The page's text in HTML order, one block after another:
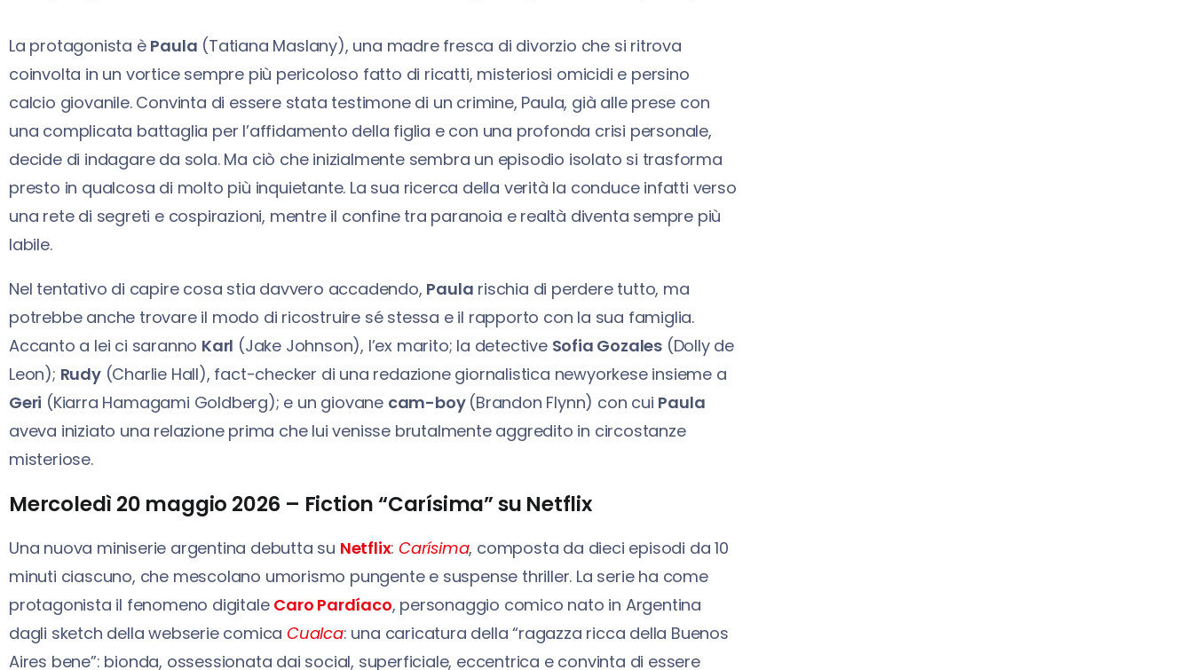
La protagonista è Paula (Tatiana Maslany), una madre fresca di divorzio che si ritrova
coinvolta in un vortice sempre più pericoloso fatto di ricatti, misteriosi omicidi e persino
calcio giovanile. Convinta di essere stata testimone di un crimine, Paula, già alle prese con
una complicata battaglia per l’affidamento della figlia e con una profonda crisi personale,
decide di indagare da sola. Ma ciò che inizialmente sembra un episodio isolato si trasforma
presto in qualcosa di molto più inquietante. La sua ricerca della verità la conduce infatti verso
una rete di segreti e cospirazioni, mentre il confine tra paranoia e realtà diventa sempre più
labile.
Nel tentativo di capire cosa stia davvero accadendo, Paula rischia di perdere tutto, ma
potrebbe anche trovare il modo di ricostruire sé stessa e il rapporto con la sua famiglia.
Accanto a lei ci saranno Karl (Jake Johnson), l’ex marito; la detective Sofia Gozales (Dolly de
Leon); Rudy(Charlie Hall), fact-checker di una redazione giornalistica newyorkese insieme a
Geri (Kiarra Hamagami Goldberg); e un giovane cam-boy (Brandon Flynn) con cui Paula
aveva iniziato una relazione prima che lui venisse brutalmente aggredito in circostanze
misteriose.
Mercoledì 20 maggio 2026 – Fiction “Carísima” su Netflix
Una nuova miniserie argentina debutta su Netflix:Carísima, composta da dieci episodi da 10
minuti ciascuno, che mescolano umorismo pungente e suspense thriller. La serie ha come
protagonista il fenomeno digitale Caro Pardíaco, personaggio comico nato in Argentina
dagli sketch della webserie comica Cualca: una caricatura della “ragazza ricca della Buenos
Aires bene”: bionda, ossessionata dai social, superficiale, eccentrica e convinta di essere